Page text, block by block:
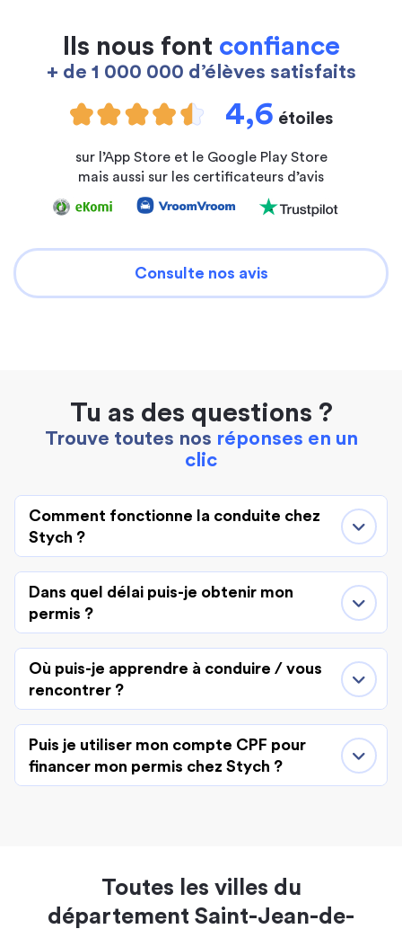
Ils nous font confiance
+ de 1 000 000 d’élèves satisfaits
4,6 étoiles
sur l’App Store et le Google Play Store
mais aussi sur les certificateurs d’avis
Consulte nos avis
Tu as des questions ?
Trouve toutes nos réponses en un
clic
Comment fonctionne la conduite chez
Stych ?
Dans quel délai puis-je obtenir mon
permis ?
Où puis-je apprendre à conduire / vous
rencontrer ?
Puis je utiliser mon compte CPF pour
financer mon permis chez Stych ?
Toutes les villes du
département Saint-Jean-de-